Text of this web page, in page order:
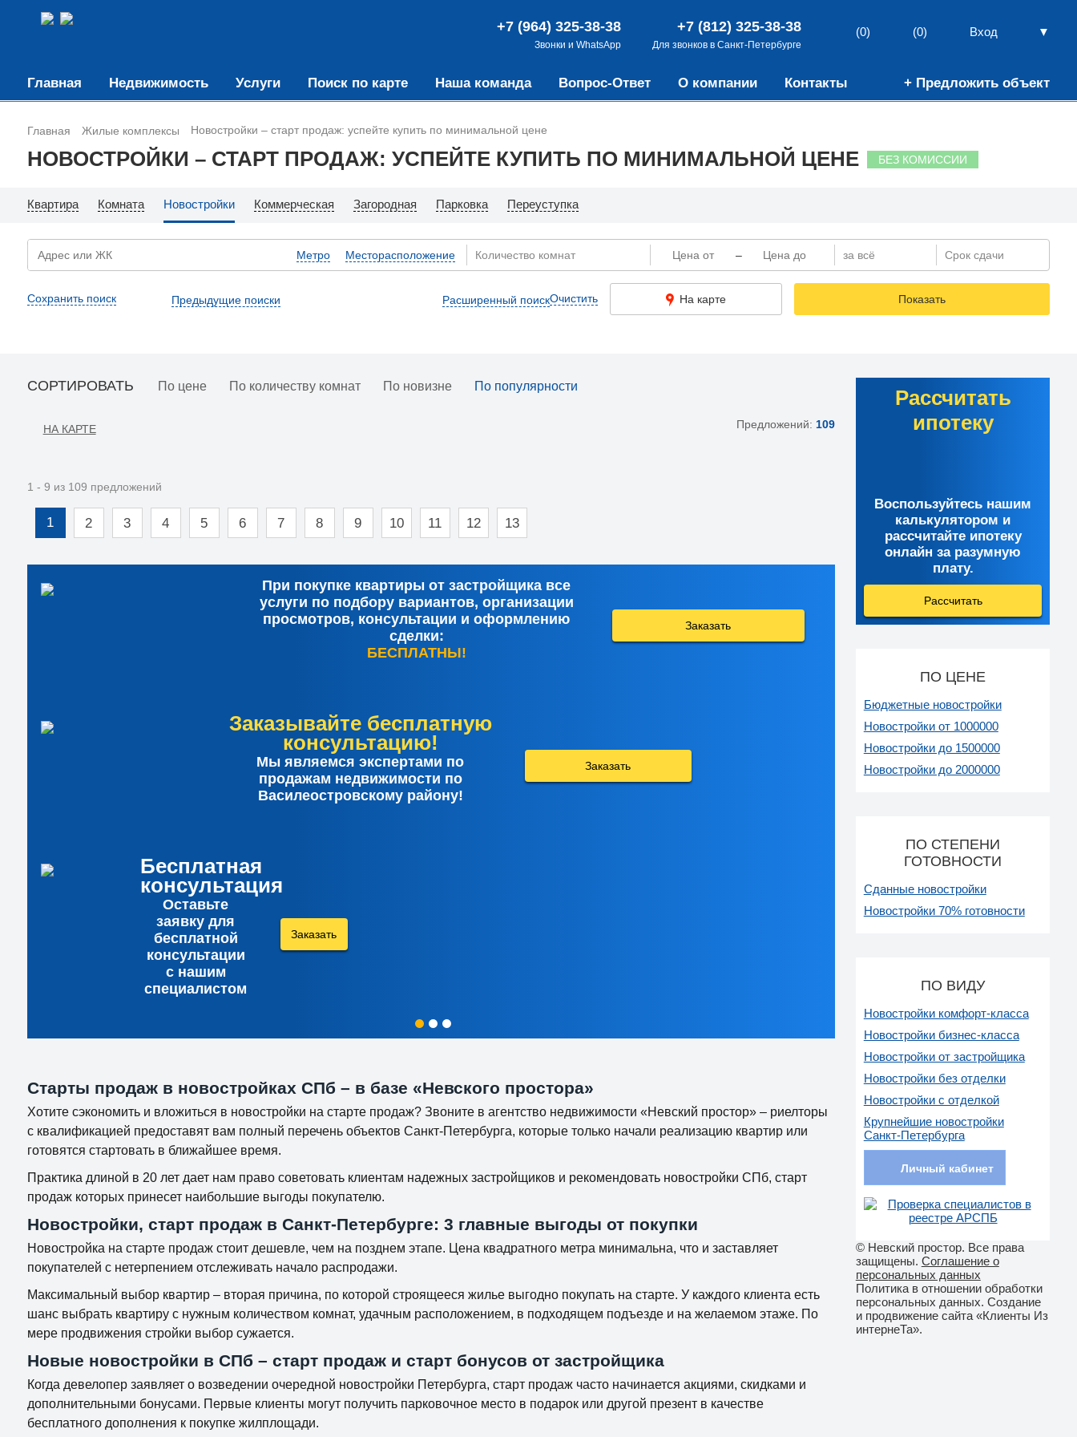
▼
Вход
(0)
(0)
+7 (812) 325-38-38
Для звонков в Санкт-Петербурге
+7 (964) 325-38-38
Звонки и WhatsApp
+ Предложить объект
Главная Недвижимость Услуги Поиск по карте Наша команда Вопрос-Ответ О компании Контакты
Главная Жилые комплексы Новостройки – старт продаж: успейте купить по минимальной цене
НОВОСТРОЙКИ – СТАРТ ПРОДАЖ: УСПЕЙТЕ КУПИТЬ ПО МИНИМАЛЬНОЙ ЦЕНЕ БЕЗ КОМИССИИ
Квартира Комната Новостройки Коммерческая Загородная Парковка Переуступка
Метро Месторасположение –
Сохранить поиск Предыдущие поиски Расширенный поискОчистить На карте Показать
СОРТИРОВАТЬ По цене По количеству комнат По новизне По популярности
НА КАРТЕ Предложений: 109
1 - 9 из 109 предложений
1 2 3 4 5 6 7 8 9 10 11 12 13
При покупке квартиры от застройщика все
услуги по подбору вариантов, организации
просмотров, консультации и оформлению
сделки:
БЕСПЛАТНЫ!
Заказать
Заказывайте бесплатную
консультацию!
Мы являемся экспертами по
продажам недвижимости по
Василеостровскому району!
Заказать
Бесплатная
консультация
Оставьте
заявку для
бесплатной
консультации
с нашим
специалистом
Заказать
Старты продаж в новостройках СПб – в базе «Невского простора»
Хотите сэкономить и вложиться в новостройки на старте продаж? Звоните в агентство недвижимости «Невский простор» – риелторы
с квалификацией предоставят вам полный перечень объектов Санкт-Петербурга, которые только начали реализацию квартир или
готовятся стартовать в ближайшее время.
Практика длиной в 20 лет дает нам право советовать клиентам надежных застройщиков и рекомендовать новостройки СПб, старт
продаж которых принесет наибольшие выгоды покупателю.
Новостройки, старт продаж в Санкт-Петербурге: 3 главные выгоды от покупки
Новостройка на старте продаж стоит дешевле, чем на позднем этапе. Цена квадратного метра минимальна, что и заставляет
покупателей с нетерпением отслеживать начало распродажи.
Максимальный выбор квартир – вторая причина, по которой строящееся жилье выгодно покупать на старте. У каждого клиента есть
шанс выбрать квартиру с нужным количеством комнат, удачным расположением, в подходящем подъезде и на желаемом этаже. По
мере продвижения стройки выбор сужается.
Новые новостройки в СПб – старт продаж и старт бонусов от застройщика
Когда девелопер заявляет о возведении очередной новостройки Петербурга, старт продаж часто начинается акциями, скидками и
дополнительными бонусами. Первые клиенты могут получить парковочное место в подарок или другой презент в качестве
бесплатного дополнения к покупке жилплощади.
Рассчитать
ипотеку
Воспользуйтесь нашим
калькулятором и
рассчитайте ипотеку
онлайн за разумную
плату.
Рассчитать
ПО ЦЕНЕ
Бюджетные новостройки
Новостройки от 1000000
Новостройки до 1500000
Новостройки до 2000000
ПО СТЕПЕНИ
ГОТОВНОСТИ
Сданные новостройки
Новостройки 70% готовности
ПО ВИДУ
Новостройки комфорт-класса
Новостройки бизнес-класса
Новостройки от застройщика
Новостройки без отделки
Новостройки с отделкой
Крупнейшие новостройки
Санкт-Петербурга
Личный кабинет
© Невский простор. Все права
защищены. Соглашение о
персональных данных
Политика в отношении обработки
персональных данных. Создание
и продвижение сайта «Клиенты Из
интернеТа».